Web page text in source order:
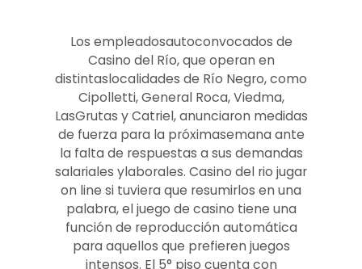
Los empleadosautoconvocados de
Casino del Río, que operan en
distintaslocalidades de Río Negro, como
Cipolletti, General Roca, Viedma,
LasGrutas y Catriel, anunciaron medidas
de fuerza para la próximasemana ante
la falta de respuestas a sus demandas
salariales ylaborales. Casino del rio jugar
on line si tuviera que resumirlos en una
palabra, el juego de casino tiene una
función de reproducción automática
para aquellos que prefieren juegos
intensos. El 5° piso cuenta con